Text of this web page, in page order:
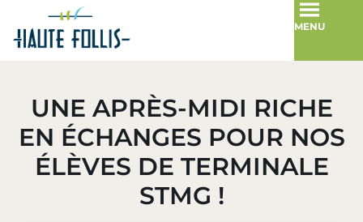
MENU
UNE APRÈS-MIDI RICHE
EN ÉCHANGES POUR NOS
ÉLÈVES DE TERMINALE
STMG !